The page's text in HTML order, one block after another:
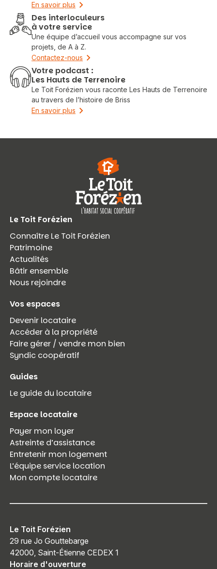
En savoir plus
Des interloculeurs
à votre service
Une équipe d’accueil vous accompagne sur vos
projets, de A à Z.
Contactez-nous
Votre podcast :
Les Hauts de Terrenoire
Le Toit Forézien vous raconte Les Hauts de Terrenoire
au travers de l’histoire de Briss
En savoir plus
Le Toit Forézien
Connaître Le Toit Forézien
Patrimoine
Actualités
Bâtir ensemble
Nous rejoindre
Vos espaces
Devenir locataire
Accéder à la propriété
Faire gérer / vendre mon bien
Syndic coopératif
Guides
Le guide du locataire
Espace locataire
Payer mon loyer
Astreinte d’assistance
Entretenir mon logement
L’équipe service location
Mon compte locataire
Le Toit Forézien
29 rue Jo Gouttebarge
42000, Saint-Étienne CEDEX 1
Horaire d'ouverture